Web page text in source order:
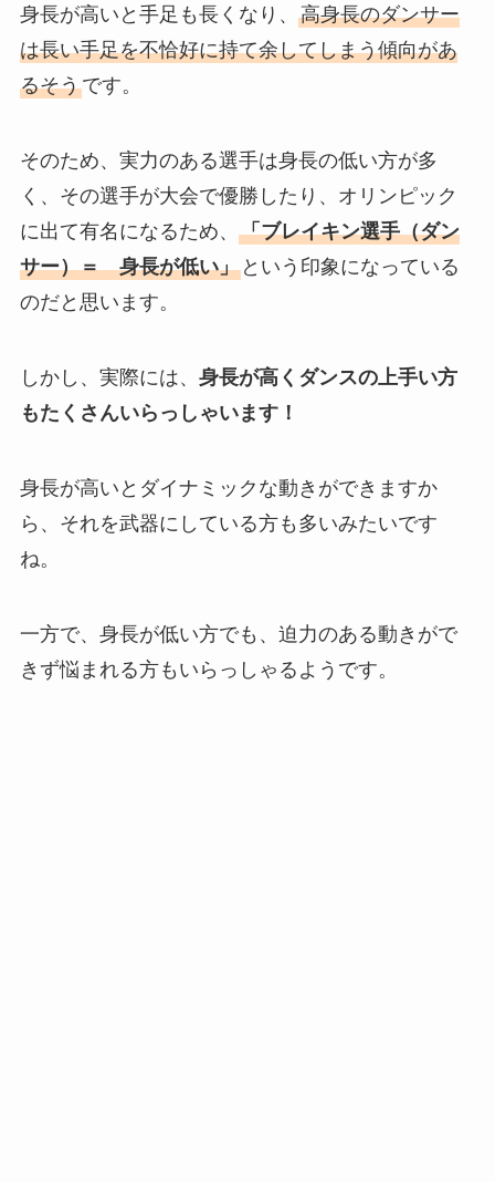
身長が高いと手足も長くなり、 高身長のダンサー
は長い手足を不恰好に持て余してしまう傾向があ
るそうです。
そのため、実力のある選手は身長の低い方が多
く、その選手が大会で優勝したり、オリンピック
に出て有名になるため、 「ブレイキン選手（ダン
サー）＝ 身長が低い」という印象になっている
のだと思います。
しかし、実際には、 身長が高くダンスの上手い方
もたくさんいらっしゃいます！
身長が高いとダイナミックな動きができますか
ら、それを武器にしている方も多いみたいです
ね。
一方で、身長が低い方でも、迫力のある動きがで
きず悩まれる方もいらっしゃるようです。